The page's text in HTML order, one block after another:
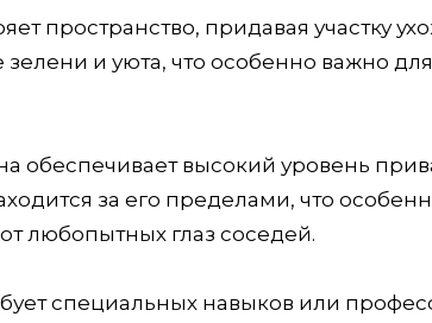
пространство, придавая участку
и уюта, что особенно важно
обеспечивает высокий уровень
за его пределами, что
от любопытных глаз соседей.
специальных навыков или